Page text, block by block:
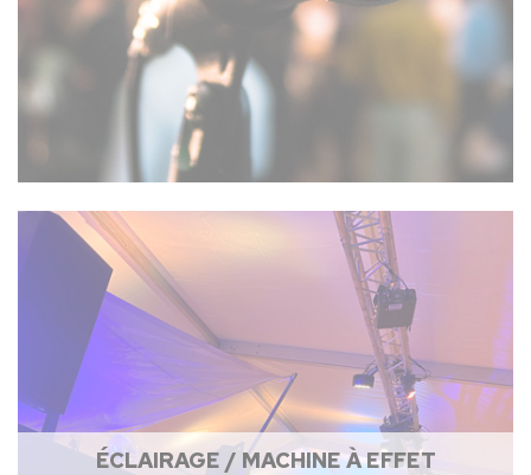
ÉCLAIRAGE / MACHINE À EFFET